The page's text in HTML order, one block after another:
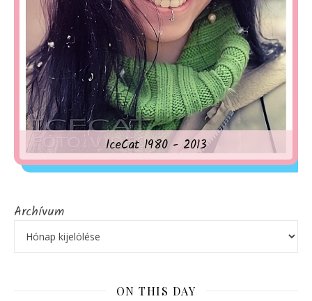
IceCat 1980 - 2013
Archívum
ON THIS DAY